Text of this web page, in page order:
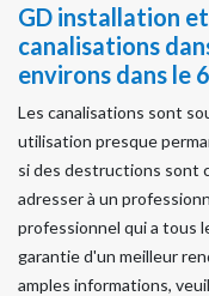
GD installation
canalisations
environs dans le
Les canalisations sont
utilisation presque
si des destructions sont
adresser à un
professionnel qui a tous
garantie d'un meilleur
amples informations,